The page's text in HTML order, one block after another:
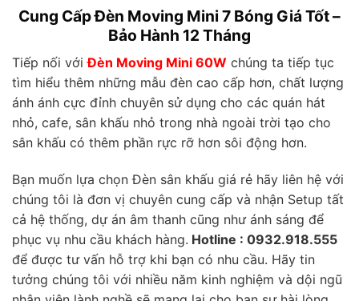
Cung Cấp Đèn Moving Mini 7 Bóng Giá Tốt –
Bảo Hành 12 Tháng
Tiếp nối vớiĐèn Moving Mini 60W chúng ta tiếp tục
tìm hiểu thêm những mẫu đèn cao cấp hơn, chất lượng
ánh ánh cực đỉnh chuyên sử dụng cho các quán hát
nhỏ, cafe, sân khấu nhỏ trong nhà ngoài trời tạo cho
sân khấu có thêm phần rực rỡ hơn sôi động hơn.
Bạn muốn lựa chọn Đèn sân khấu giá rẻ hãy liên hệ với
chúng tôi là đơn vị chuyên cung cấp và nhận Setup tất
cả hệ thống, dự án âm thanh cũng như ánh sáng để
phục vụ nhu cầu khách hàng. Hotline : 0932.918.555
để được tư vấn hỗ trợ khi bạn có nhu cầu. Hãy tin
tưởng chúng tôi với nhiều năm kinh nghiệm và dội ngũ